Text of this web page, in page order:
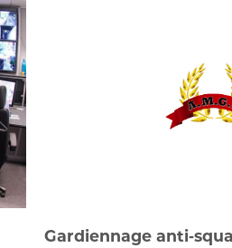
Gardiennage